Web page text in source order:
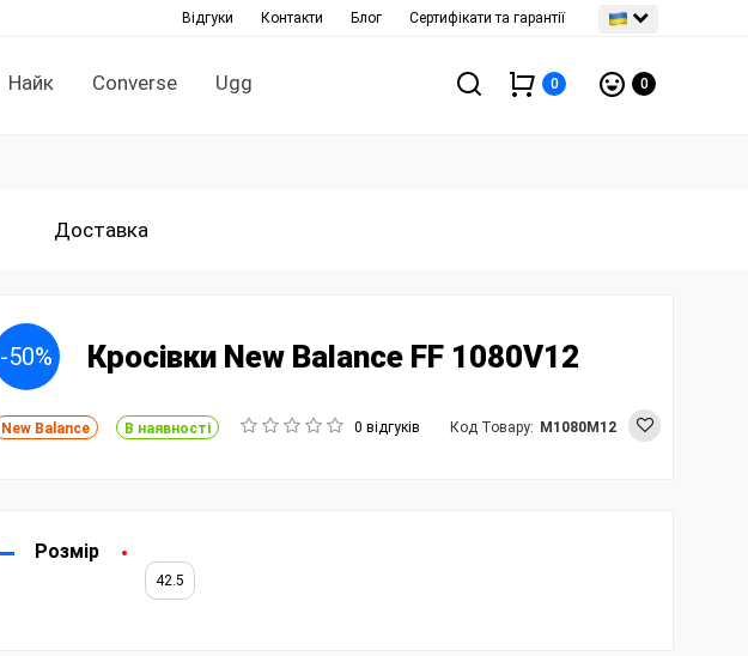
Найк Converse Ugg
Відгуки Контакти Блог Сертифікати та гарантії
0 0
Доставка
-50% Кросівки New Balance FF 1080V12
New Balance В наявності 0 відгуків Код Товару: M1080M12
Розмір
42.5